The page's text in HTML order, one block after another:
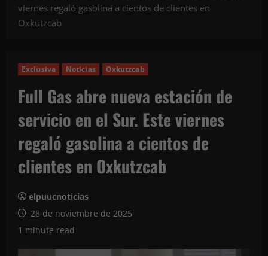
viernes regaló gasolina a cientos de clientes en
Oxkutzcab
Exclusiva Noticias Oxkutzcab
Full Gas abre nueva estación de
servicio en el Sur. Este viernes
regaló gasolina a cientos de
clientes en Oxkutzcab
elpuucnoticias
28 de noviembre de 2025
1 minute read